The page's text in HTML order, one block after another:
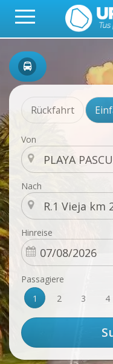
Rückfahrt
Von
Nach
Hinreise
Passagiere
1
2 3 4